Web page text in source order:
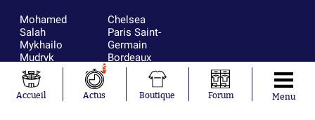
Mohamed
Salah
Mykhailo
Mudryk
Neymar
Khalis Merah
Loïs Openda
Chelsea
Paris Saint-
Germain
Bordeaux
Olympique
Accueil
5
Actus Boutique Forum Menu